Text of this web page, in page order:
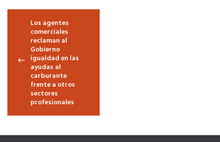
El Anuario de los Agentes Comerciales de España
Quiero recibir el Newsletter / El Anuario
Navegación de entradas
Los agentes
comerciales
reclaman al
Gobierno
igualdad en las
ayudas al
carburante
frente a otros
sectores
profesionales